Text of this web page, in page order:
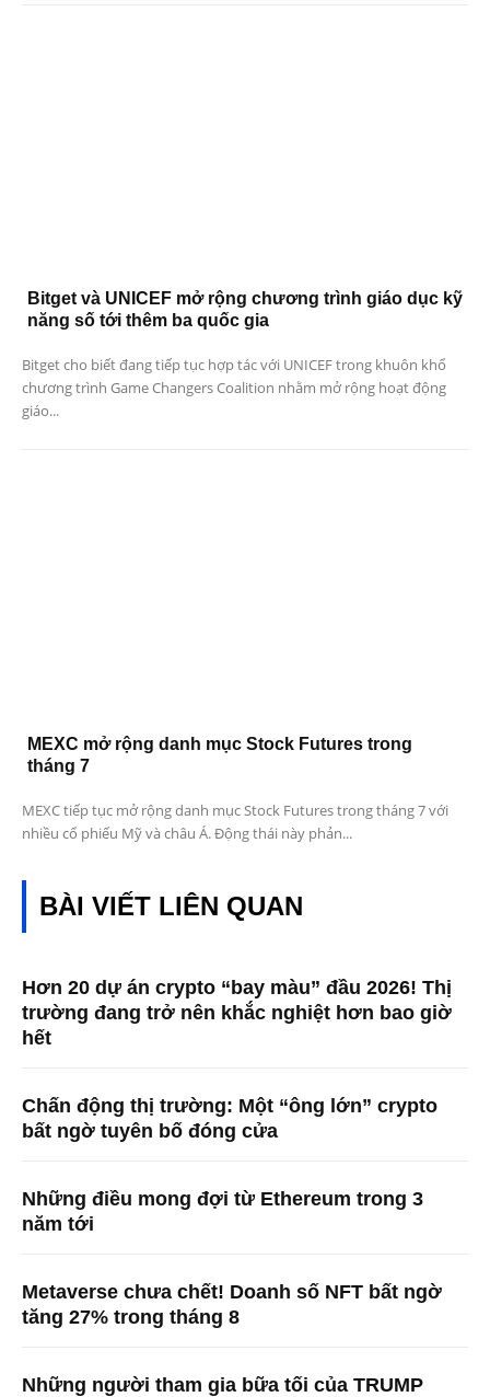
Bitget và UNICEF mở rộng chương trình giáo dục kỹ
năng số tới thêm ba quốc gia
Bitget cho biết đang tiếp tục hợp tác với UNICEF trong khuôn khổ
chương trình Game Changers Coalition nhằm mở rộng hoạt động
giáo...
MEXC mở rộng danh mục Stock Futures trong
tháng 7
MEXC tiếp tục mở rộng danh mục Stock Futures trong tháng 7 với
nhiều cổ phiếu Mỹ và châu Á. Động thái này phản...
BÀI VIẾT LIÊN QUAN
Hơn 20 dự án crypto “bay màu” đầu 2026! Thị
trường đang trở nên khắc nghiệt hơn bao giờ
hết
Chấn động thị trường: Một “ông lớn” crypto
bất ngờ tuyên bố đóng cửa
Những điều mong đợi từ Ethereum trong 3
năm tới
Metaverse chưa chết! Doanh số NFT bất ngờ
tăng 27% trong tháng 8
Những người tham gia bữa tối của TRUMP